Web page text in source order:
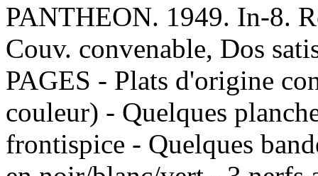
‎PANTHEON. 1949. In-8.
Couv. convenable, Dos
PAGES - Plats d'origine
couleur) - Quelques
frontispice - Quelques